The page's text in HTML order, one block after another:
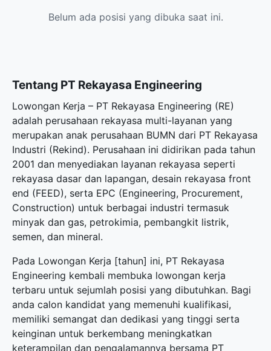
Belum ada posisi yang dibuka saat ini.
Tentang PT Rekayasa Engineering
Lowongan Kerja – PT Rekayasa Engineering (RE)
adalah perusahaan rekayasa multi-layanan yang
merupakan anak perusahaan BUMN dari PT Rekayasa
Industri (Rekind). Perusahaan ini didirikan pada tahun
2001 dan menyediakan layanan rekayasa seperti
rekayasa dasar dan lapangan, desain rekayasa front
end (FEED), serta EPC (Engineering, Procurement,
Construction) untuk berbagai industri termasuk
minyak dan gas, petrokimia, pembangkit listrik,
semen, dan mineral.
Pada Lowongan Kerja [tahun] ini, PT Rekayasa
Engineering kembali membuka lowongan kerja
terbaru untuk sejumlah posisi yang dibutuhkan. Bagi
anda calon kandidat yang memenuhi kualifikasi,
memiliki semangat dan dedikasi yang tinggi serta
keinginan untuk berkembang meningkatkan
keterampilan dan pengalamannya bersama PT